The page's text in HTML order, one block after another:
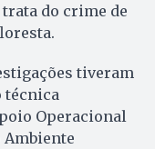
do crime de
tiveram
técnica
Operacional
Ambiente